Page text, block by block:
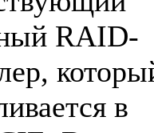
RAID-
в